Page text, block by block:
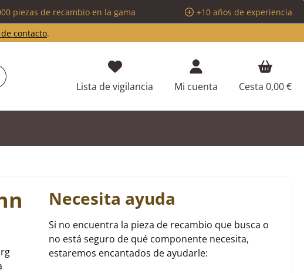
piezas de recambio en la gama
+10 años de experiencia
contacto.
Lista de vigilancia Tienes 0 artículos en tu lista de
Mi cuenta Cesta 0,00 €
Necesita ayuda
Si no encuentra la pieza de recambio que busca o
no está seguro de qué componente necesita,
estaremos encantados de ayudarle: